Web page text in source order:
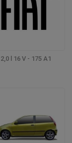
2,0 l 16 V - 175 A1